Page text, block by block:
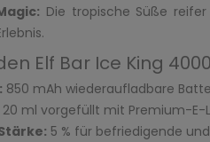
Die tropische Süße
Elf Bar Ice King
850 mAh wiederaufladbare
20 ml vorgefüllt mit Premium-E-
5 % für befriedigende